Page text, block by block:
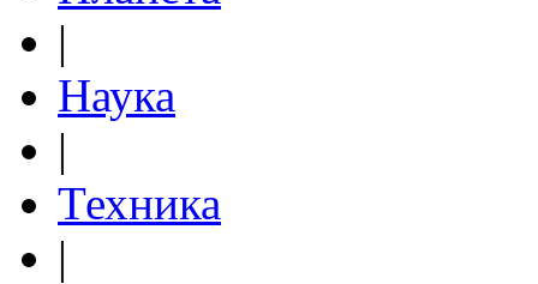
|
Наука
|
Техника
|